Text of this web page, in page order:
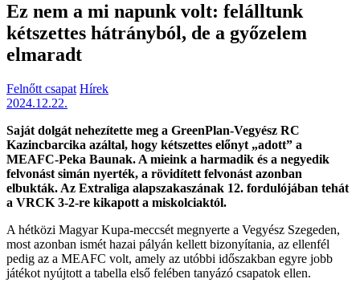
Ez nem a mi napunk volt: felálltunk
kétszettes hátrányból, de a győzelem
elmaradt
Felnőtt csapat Hírek
2024.12.22.
Saját dolgát nehezítette meg a GreenPlan-Vegyész RC
Kazincbarcika azáltal, hogy kétszettes előnyt „adott” a
MEAFC-Peka Baunak. A mieink a harmadik és a negyedik
felvonást simán nyerték, a rövidített felvonást azonban
elbukták. Az Extraliga alapszakaszának 12. fordulójában tehát
a VRCK 3-2-re kikapott a miskolciaktól.
A hétközi Magyar Kupa-meccsét megnyerte a Vegyész Szegeden,
most azonban ismét hazai pályán kellett bizonyítania, az ellenfél
pedig az a MEAFC volt, amely az utóbbi időszakban egyre jobb
játékot nyújtott a tabella első felében tanyázó csapatok ellen.